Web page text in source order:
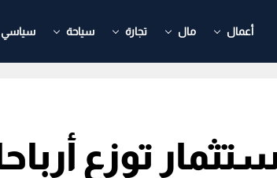
أعمال مال تجارة سياحة سياسي
توزع أرباحا